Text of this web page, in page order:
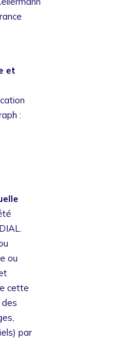
et
:
ou
cette
par